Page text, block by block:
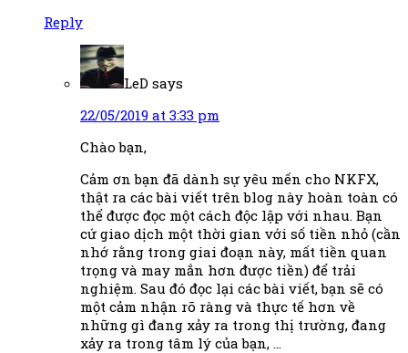
Reply
LeD says
22/05/2019 at 3:33 pm
Chào bạn,
Cảm ơn bạn đã dành sự yêu mến cho NKFX,
thật ra các bài viết trên blog này hoàn toàn có
thể được đọc một cách độc lập với nhau. Bạn
cứ giao dịch một thời gian với số tiền nhỏ (cần
nhớ rằng trong giai đoạn này, mất tiền quan
trọng và may mắn hơn được tiền) để trải
nghiệm. Sau đó đọc lại các bài viết, bạn sẽ có
một cảm nhận rõ ràng và thực tế hơn về
những gì đang xảy ra trong thị trường, đang
xảy ra trong tâm lý của bạn, …